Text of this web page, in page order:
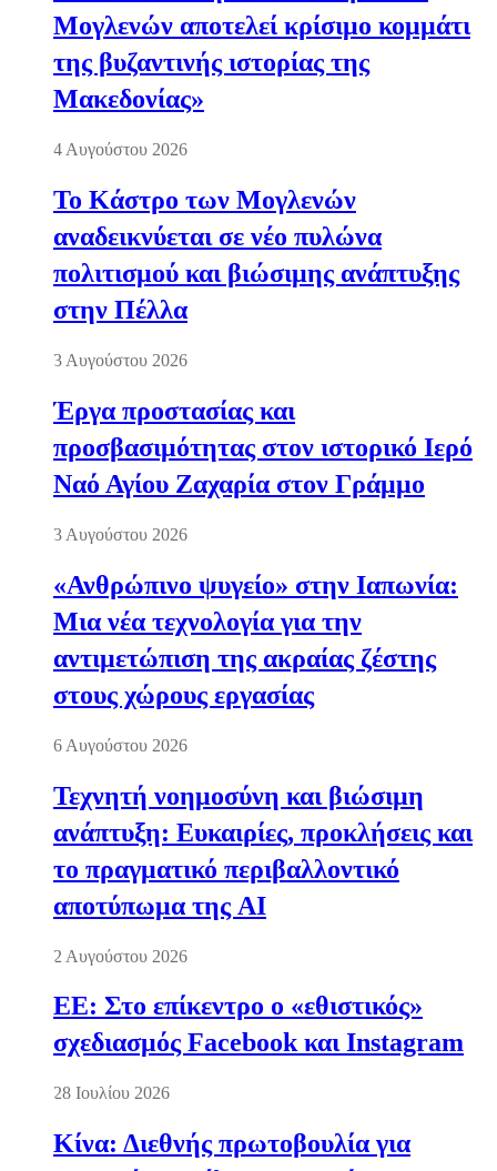
Μογλενών αποτελεί κρίσιμο κομμάτι
της βυζαντινής ιστορίας της
Μακεδονίας»
4 Αυγούστου 2026
Το Κάστρο των Μογλενών
αναδεικνύεται σε νέο πυλώνα
πολιτισμού και βιώσιμης ανάπτυξης
στην Πέλλα
3 Αυγούστου 2026
Έργα προστασίας και
προσβασιμότητας στον ιστορικό Ιερό
Ναό Αγίου Ζαχαρία στον Γράμμο
3 Αυγούστου 2026
«Ανθρώπινο ψυγείο» στην Ιαπωνία:
Μια νέα τεχνολογία για την
αντιμετώπιση της ακραίας ζέστης
στους χώρους εργασίας
6 Αυγούστου 2026
Τεχνητή νοημοσύνη και βιώσιμη
ανάπτυξη: Ευκαιρίες, προκλήσεις και
το πραγματικό περιβαλλοντικό
αποτύπωμα της AI
2 Αυγούστου 2026
ΕΕ: Στο επίκεντρο ο «εθιστικός»
σχεδιασμός Facebook και Instagram
28 Ιουλίου 2026
Κίνα: Διεθνής πρωτοβουλία για